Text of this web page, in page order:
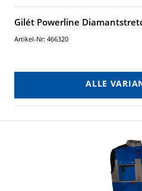
Gilét Powerline
Artikel-Nr: 466320
ALLE